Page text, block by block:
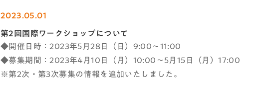
2023.05.01
第2回国際ワークショップについて
◆開催日時：2023年5月28日（日）9:00～11:00
◆募集期間：2023年4月10日（月）10:00～5月15日（月）17:00
※第2次・第3次募集の情報を追加いたしました。